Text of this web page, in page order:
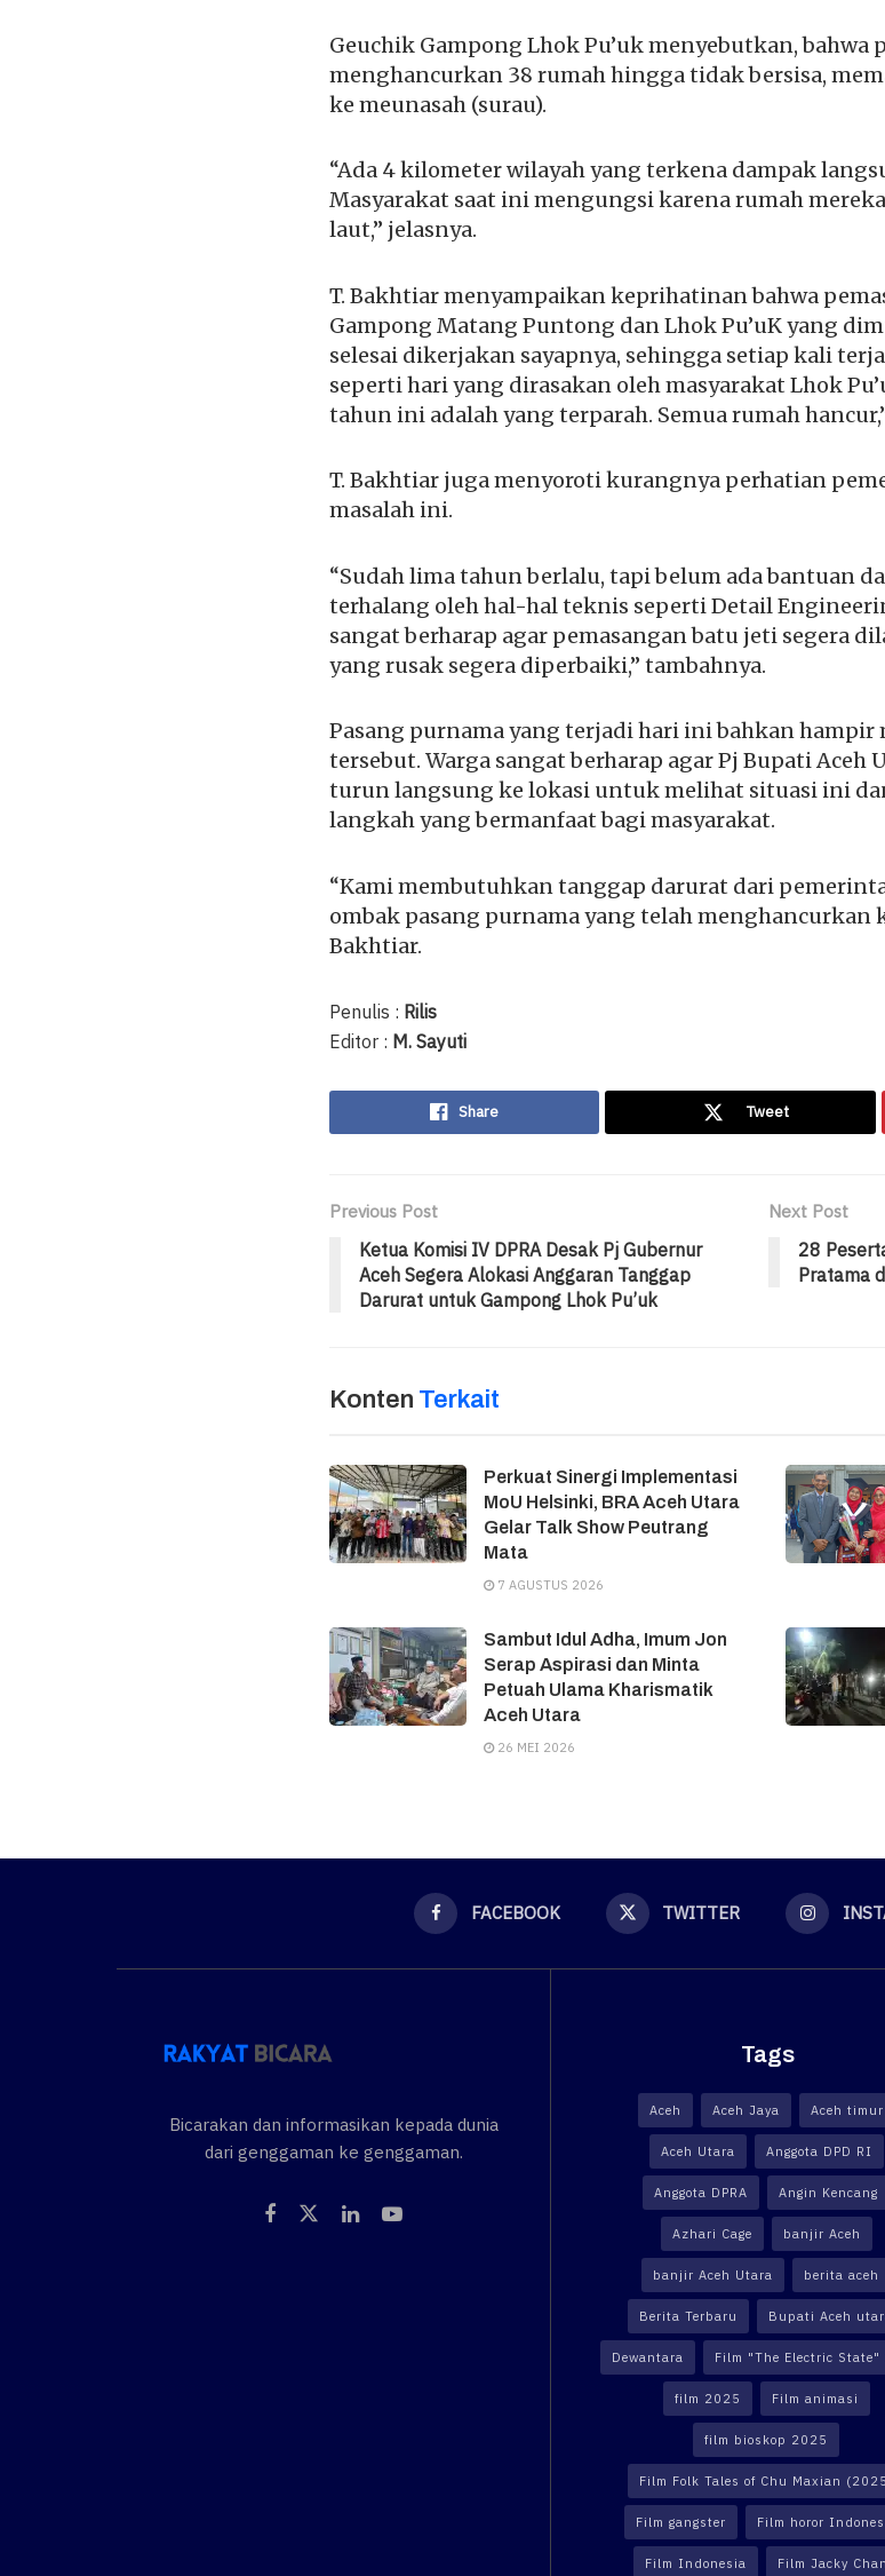
Geuchik Gampong Lhok Pu’uk menyebutkan, bahwa
menghancurkan 38 rumah hingga tidak bersisa,
ke meunasah (surau).
“Ada 4 kilometer wilayah yang terkena dampak
Masyarakat saat ini mengungsi karena rumah
laut,” jelasnya.
T. Bakhtiar menyampaikan keprihatinan bahwa
Gampong Matang Puntong dan Lhok Pu’uK yang
selesai dikerjakan sayapnya, sehingga setiap kali
seperti hari yang dirasakan oleh masyarakat Lhok
tahun ini adalah yang terparah. Semua rumah
T. Bakhtiar juga menyoroti kurangnya perhatian
masalah ini.
“Sudah lima tahun berlalu, tapi belum ada bantuan
terhalang oleh hal-hal teknis seperti Detail
sangat berharap agar pemasangan batu jeti segera
yang rusak segera diperbaiki,” tambahnya.
Pasang purnama yang terjadi hari ini bahkan hampir
tersebut. Warga sangat berharap agar Pj Bupati Aceh
turun langsung ke lokasi untuk melihat situasi ini
langkah yang bermanfaat bagi masyarakat.
“Kami membutuhkan tanggap darurat dari
ombak pasang purnama yang telah menghancurkan
Bakhtiar.
Penulis : Rilis
Editor : M. Sayuti
Share Tweet
Previous Post
Ketua Komisi IV DPRA Desak Pj Gubernur
Aceh Segera Alokasi Anggaran Tanggap
Darurat untuk Gampong Lhok Pu’uk
Next Post
28
Pratama
Konten Terkait
Perkuat Sinergi Implementasi
MoU Helsinki, BRA Aceh Utara
Gelar Talk Show Peutrang
Mata
7 AGUSTUS 2026
Sambut Idul Adha, Imum Jon
Serap Aspirasi dan Minta
Petuah Ulama Kharismatik
Aceh Utara
26 MEI 2026
FACEBOOK TWITTER
Bicarakan dan informasikan kepada dunia
dari genggaman ke genggaman.
Tags
Aceh Aceh Jaya Aceh timur
Aceh Utara Anggota DPD RI
Anggota DPRA Angin Kencang
Azhari Cage banjir Aceh
banjir Aceh Utara berita aceh
Berita Terbaru Bupati Aceh
Dewantara Film "The Electric State"
film 2025 Film animasi
film bioskop 2025
Film Folk Tales of Chu Maxian
Film gangster Film horor
Film Indonesia Film Jacky Chan